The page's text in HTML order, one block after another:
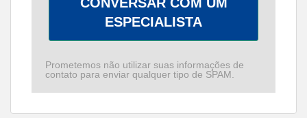
ESPECIALISTA
Prometemos não utilizar suas informações de
contato para enviar qualquer tipo de SPAM.